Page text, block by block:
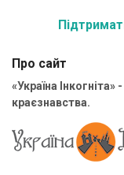
Про сайт
«Україна
краєзнавства.